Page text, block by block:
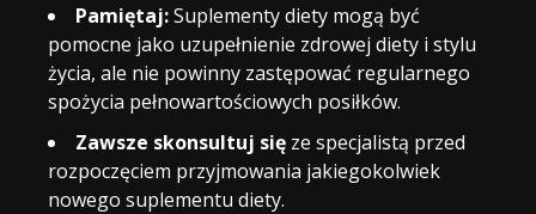
Pamiętaj:Suplementy diety mogą być
pomocne jako uzupełnienie zdrowej diety i stylu
życia, ale nie powinny zastępować regularnego
spożycia pełnowartościowych posiłków.
Zawsze skonsultuj się ze specjalistą przed
rozpoczęciem przyjmowania jakiegokolwiek
nowego suplementu diety.